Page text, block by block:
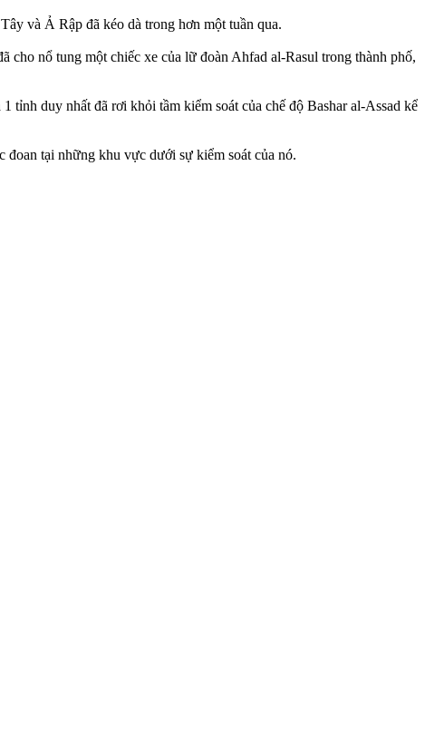
và Ả Rập đã kéo dà trong hơn một tuần qua.
nổ tung một chiếc xe của lữ đoàn Ahfad al-Rasul trong thành phố,
tỉnh duy nhất đã rơi khỏi tầm kiểm soát của chế độ Bashar al-Assad kể
đoan tại những khu vực dưới sự kiểm soát của nó.